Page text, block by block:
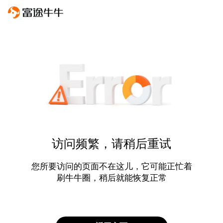
访问频繁，请稍后重试
您所要访问的页面不在这儿，它可能正忙着
刷牛牛圈，稍后就能恢复正常